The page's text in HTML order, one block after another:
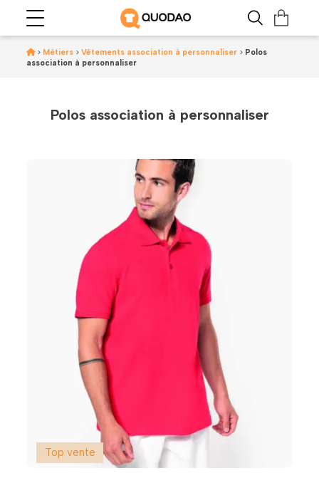
Polos association à personnaliser
> Métiers > Vêtements association à personnaliser > Polos
association à personnaliser
Top vente